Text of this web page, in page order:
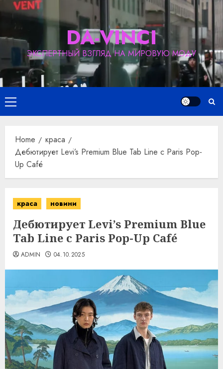
Skip
content
DA-VINCI
ЭКСПЕРТНЫЙ ВЗГЛЯД НА МИРОВУЮ МОДУ
Primary
Menu
Home
краса
Дебютирует Levi’s Premium Blue Tab Line с Paris Pop-
Up Café
краса новини
Дебютирует Levi’s Premium Blue
Tab Line с Paris Pop-Up Café
ADMIN 04.10.2025